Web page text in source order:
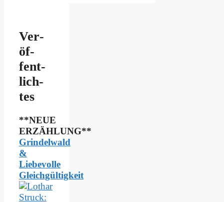
Ver­
öf­
fent­
lich­
tes
**NEUE
ERZÄHLUNG**
Grindelwald
&
Liebevolle
Gleichgültigkeit